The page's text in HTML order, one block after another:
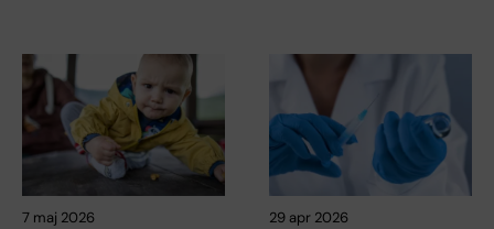
7 maj 2026 29 apr 2026